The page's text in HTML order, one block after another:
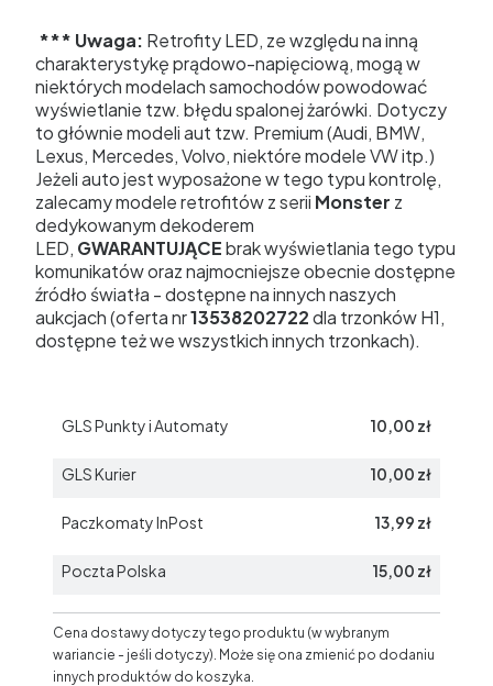
*** Uwaga: Retrofity LED, ze względu na inną
charakterystykę prądowo-napięciową, mogą w
niektórych modelach samochodów powodować
wyświetlanie tzw. błędu spalonej żarówki. Dotyczy
to głównie modeli aut tzw. Premium (Audi, BMW,
Lexus, Mercedes, Volvo, niektóre modele VW itp.)
Jeżeli auto jest wyposażone w tego typu kontrolę,
zalecamy modele retrofitów z serii Monster z
dedykowanym dekoderem
LED, GWARANTUJĄCEbrak wyświetlania tego typu
komunikatów oraz najmocniejsze obecnie dostępne
źródło światła - dostępne na innych naszych
aukcjach (oferta nr13538202722dla trzonków H1,
dostępne też we wszystkich innych trzonkach).
GLS Punkty i Automaty 10,00 zł
GLS Kurier 10,00 zł
Paczkomaty InPost 13,99 zł
Poczta Polska 15,00 zł
Cena dostawy dotyczy tego produktu (w wybranym
wariancie - jeśli dotyczy). Może się ona zmienić po dodaniu
innych produktów do koszyka.